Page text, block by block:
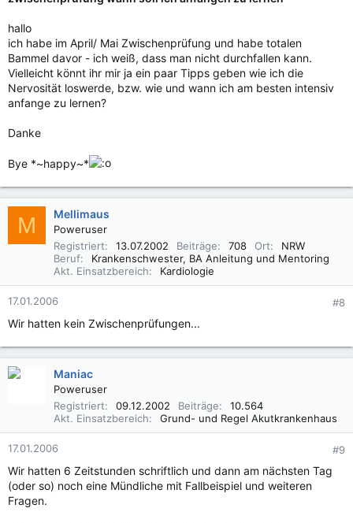
hallo
ich habe im April/ Mai Zwischenprüfung und habe totalen
Bammel davor - ich weiß, dass man nicht durchfallen kann.
Vielleicht könnt ihr mir ja ein paar Tipps geben wie ich die
Nervosität loswerde, bzw. wie und wann ich am besten intensiv
anfange zu lernen?
Danke
Bye *~happy~*
M Mellimaus
Poweruser
Registriert
13.07.2002 Beiträge 708 Ort
NRW
Beruf
Krankenschwester, BA Anleitung und Mentoring
Akt. Einsatzbereich
Kardiologie
17.01.2006 #8
Wir hatten kein Zwischenprüfungen...
Maniac
Poweruser
Registriert
09.12.2002 Beiträge
10.564
Akt. Einsatzbereich
Grund- und Regel Akutkrankenhaus
17.01.2006 #9
Wir hatten 6 Zeitstunden schriftlich und dann am nächsten Tag
(oder so) noch eine Mündliche mit Fallbeispiel und weiteren
Fragen.